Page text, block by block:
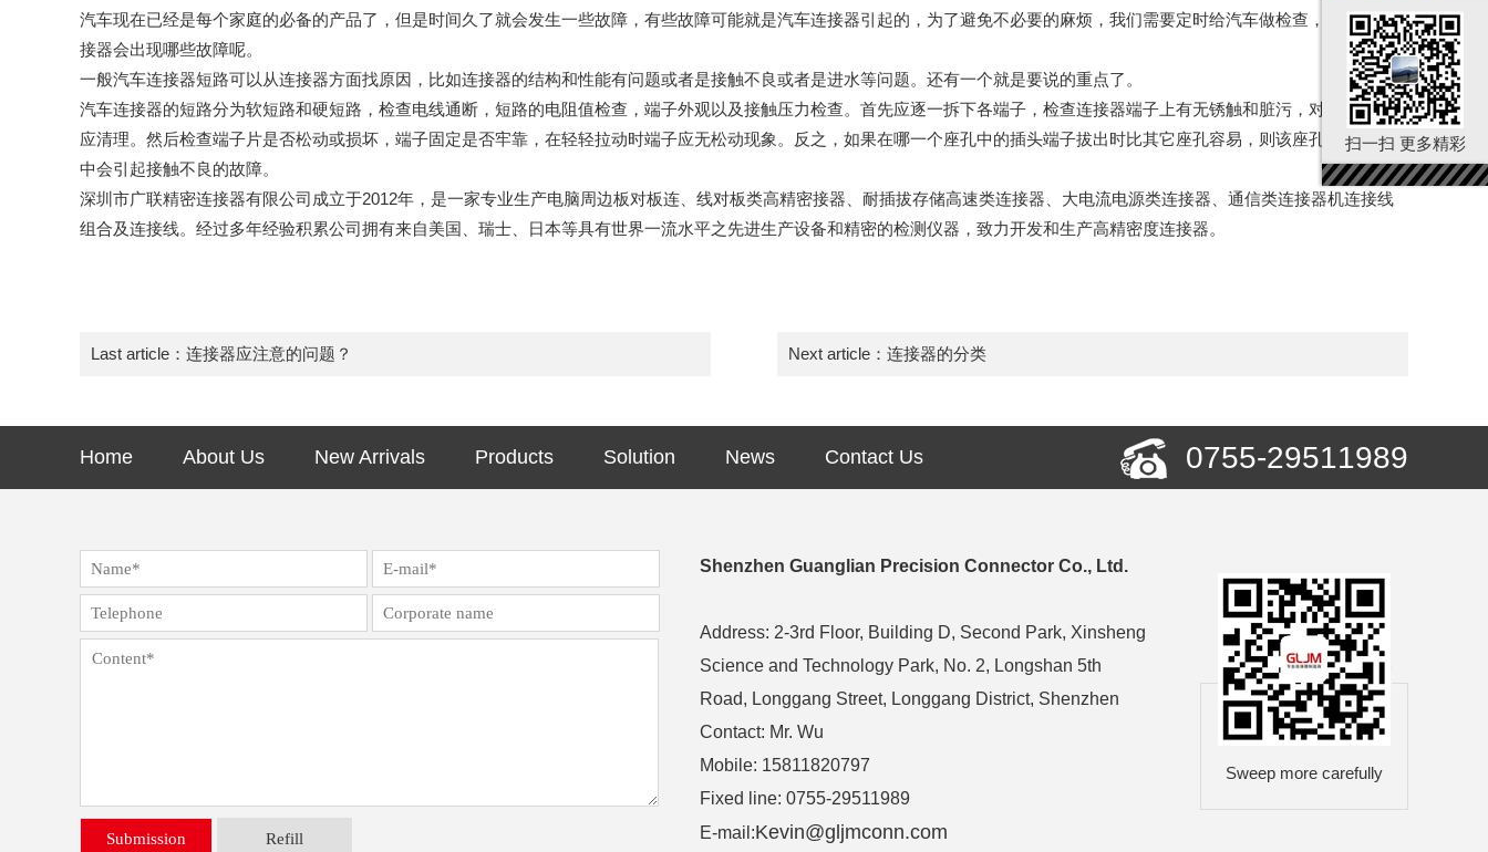
扫一扫 更多精彩
汽车现在已经是每个家庭的必备的产品了，但是时间久了就会发生一些故障，有些故障可能就是汽车连接器引起的，为了避免不必要的麻烦，我们需要定时给汽车做检查，那么一般连
接器会出现哪些故障呢。
一般汽车连接器短路可以从连接器方面找原因，比如连接器的结构和性能有问题或者是接触不良或者是进水等问题。还有一个就是要说的重点了。
汽车连接器的短路分为软短路和硬短路，检查电线通断，短路的电阻值检查，端子外观以及接触压力检查。首先应逐一拆下各端子，检查连接器端子上有无锈触和脏污，对锈蚀和脏污
应清理。然后检查端子片是否松动或损坏，端子固定是否牢靠，在轻轻拉动时端子应无松动现象。反之，如果在哪一个座孔中的插头端子拔出时比其它座孔容易，则该座孔可能在使用
中会引起接触不良的故障。
深圳市广联精密连接器有限公司成立于2012年，是一家专业生产电脑周边板对板连、线对板类高精密接器、耐插拔存储高速类连接器、大电流电源类连接器、通信类连接器机连接线
组合及连接线。经过多年经验积累公司拥有来自美国、瑞士、日本等具有世界一流水平之先进生产设备和精密的检测仪器，致力开发和生产高精密度连接器。
Last article： 连接器应注意的问题？ Next article： 连接器的分类
Home About Us New Arrivals Products Solution News Contact Us 0755-29511989
Shenzhen Guanglian Precision Connector Co., Ltd.
Address: 2-3rd Floor, Building D, Second Park, Xinsheng
Science and Technology Park, No. 2, Longshan 5th
Road, Longgang Street, Longgang District, Shenzhen
Contact: Mr. Wu
Mobile: 15811820797
Fixed line: 0755-29511989
E-mail:Kevin@gljmconn.com
Sweep more carefully